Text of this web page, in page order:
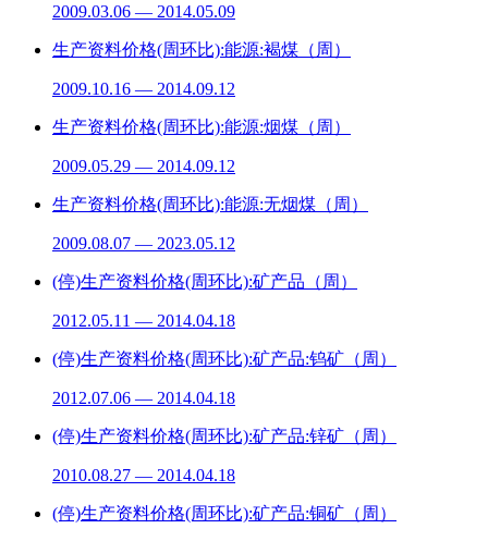
2009.03.06 — 2014.05.09
生产资料价格(周环比):能源:褐煤（周）
2009.10.16 — 2014.09.12
生产资料价格(周环比):能源:烟煤（周）
2009.05.29 — 2014.09.12
生产资料价格(周环比):能源:无烟煤（周）
2009.08.07 — 2023.05.12
(停)生产资料价格(周环比):矿产品（周）
2012.05.11 — 2014.04.18
(停)生产资料价格(周环比):矿产品:钨矿（周）
2012.07.06 — 2014.04.18
(停)生产资料价格(周环比):矿产品:锌矿（周）
2010.08.27 — 2014.04.18
(停)生产资料价格(周环比):矿产品:铜矿（周）